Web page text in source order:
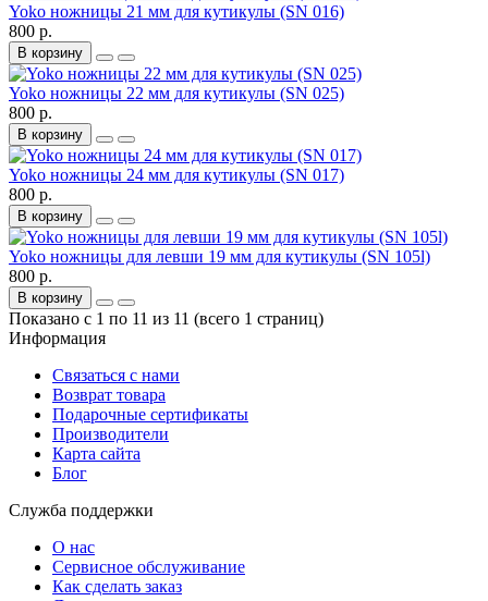
Yoko ножницы 21 мм для кутикулы (SN 016)
800 р.
В корзину
Yoko ножницы 22 мм для кутикулы (SN 025)
800 р.
В корзину
Yoko ножницы 24 мм для кутикулы (SN 017)
800 р.
В корзину
Yoko ножницы для левши 19 мм для кутикулы (SN 105l)
800 р.
В корзину
Показано с 1 по 11 из 11 (всего 1 страниц)
Информация
Связаться с нами
Возврат товара
Подарочные сертификаты
Производители
Карта сайта
Блог
Служба поддержки
О нас
Сервисное обслуживание
Как сделать заказ